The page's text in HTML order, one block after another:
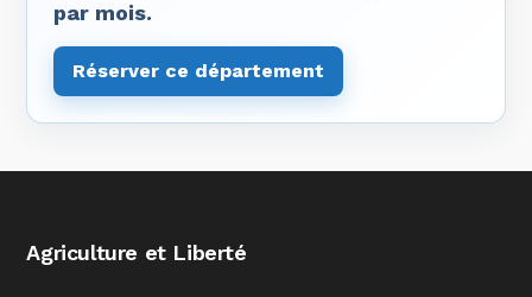
par mois.
Réserver ce département
Agriculture et Liberté